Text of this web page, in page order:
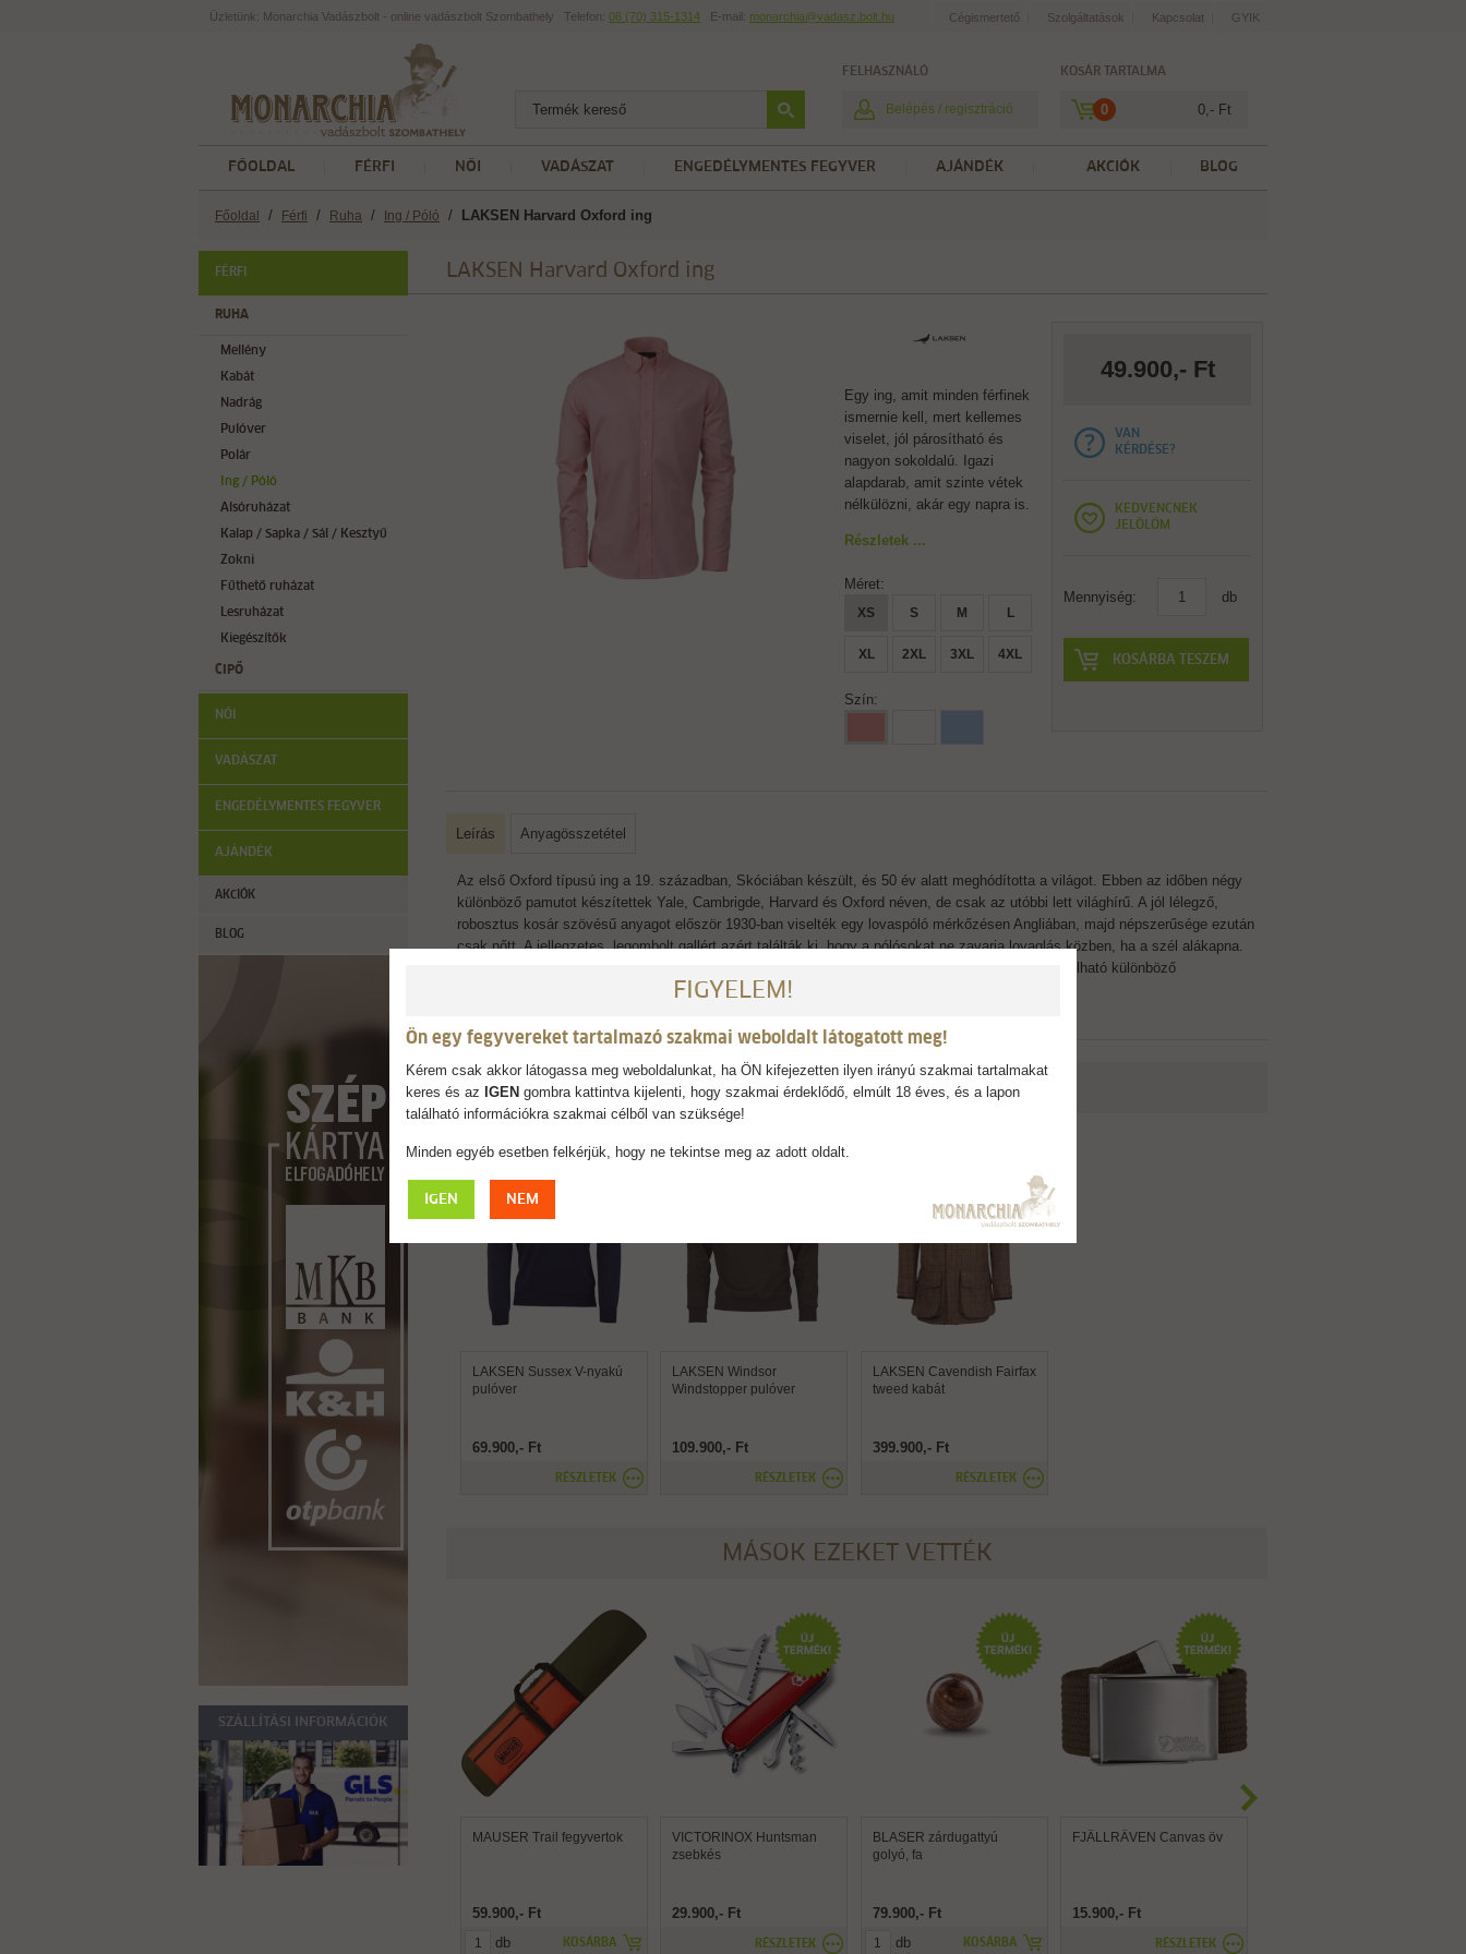
Cégismertető Szolgáltatások Kapcsolat GYIK
Üzletünk: Monarchia Vadászbolt - online vadászbolt Szombathely Telefon: 06 (70) 315-1314 E-mail: monarchia@vadasz.bolt.hu
FELHASZNÁLÓ
Belépés / regisztráció
KOSÁR TARTALMA
0 0,- Ft
BLOG
AKCIÓK
FŐOLDAL FÉRFI NŐI VADÁSZAT ENGEDÉLYMENTES FEGYVER AJÁNDÉK
Főoldal / Férfi / Ruha / Ing / Póló / LAKSEN Harvard Oxford ing
FÉRFI
RUHA
Mellény
Kabát
Nadrág
Pulóver
Polár
Ing / Póló
Alsóruházat
Kalap / Sapka / Sál / Kesztyű
Zokni
Fűthető ruházat
Lesruházat
Kiegészítők
CIPŐ
NŐI
VADÁSZAT
ENGEDÉLYMENTES FEGYVER
AJÁNDÉK
AKCIÓK
BLOG
SZÁLLÍTÁSI INFORMÁCIÓK
LAKSEN Harvard Oxford ing
Egy ing, amit minden férfinek
ismernie kell, mert kellemes
viselet, jól párosítható és
nagyon sokoldalú. Igazi
alapdarab, amit szinte vétek
nélkülözni, akár egy napra is.
Részletek ...
Méret:
XS S M L
XL 2XL 3XL 4XL
Szín:
49.900,- Ft
VAN
KÉRDÉSE?
KEDVENCNEK
JELÖLÖM
Mennyiség: db
KOSÁRBA TESZEM
Leírás Anyagösszetétel
Az első Oxford típusú ing a 19. században, Skóciában készült, és 50 év alatt meghódította a világot. Ebben az időben négy
különböző pamutot készítettek Yale, Cambrigde, Harvard és Oxford néven, de csak az utóbbi lett világhírű. A jól lélegző,
robosztus kosár szövésű anyagot először 1930-ban viselték egy lovaspóló mérkőzésen Angliában, majd népszerűsége ezután
csak nőtt. A jellegzetes, legombolt gallért azért találták ki, hogy a pólósokat ne zavarja lovaglás közben, ha a szél alákapna.
Az elmúlt fél évszázadban a férfiak ruhatárának egyik alapdarabjává vált, hiszen zseniálisan variálható különböző
AJÁNLJUK
LAKSEN Sussex V-nyakú
pulóver
69.900,- Ft
RÉSZLETEK
LAKSEN Windsor
Windstopper pulóver
109.900,- Ft
RÉSZLETEK
LAKSEN Cavendish Fairfax
tweed kabát
399.900,- Ft
RÉSZLETEK
MÁSOK EZEKET VETTÉK
MAUSER Trail fegyvertok
59.900,- Ft
KOSÁRBA
db
VICTORINOX Huntsman
zsebkés
29.900,- Ft
RÉSZLETEK
BLASER zárdugattyú
golyó, fa
79.900,- Ft
KOSÁRBA
db
FJÄLLRÄVEN Canvas öv
15.900,- Ft
RÉSZLETEK
FIGYELEM!
Ön egy fegyvereket tartalmazó szakmai weboldalt látogatott meg!
Kérem csak akkor látogassa meg weboldalunkat, ha ÖN kifejezetten ilyen irányú szakmai tartalmakat
keres és az IGEN gombra kattintva kijelenti, hogy szakmai érdeklődő, elmúlt 18 éves, és a lapon
található információkra szakmai célből van szüksége!
Minden egyéb esetben felkérjük, hogy ne tekintse meg az adott oldalt.
IGEN NEM